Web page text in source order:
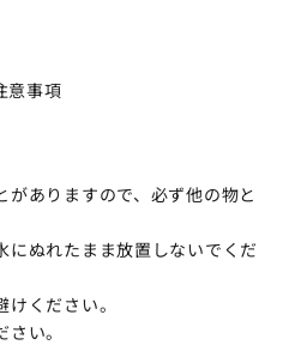
意事項
ありますので、必ず他の物と
にぬれたまま放置しないでくだ
ください。
い。